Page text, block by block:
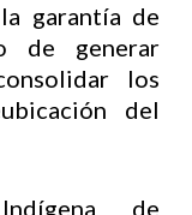
garantía de
de generar
los
del
de